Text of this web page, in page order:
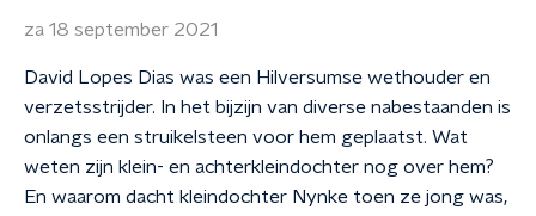
za 18 september 2021
David Lopes Dias was een Hilversumse wethouder en
verzetsstrijder. In het bijzijn van diverse nabestaanden is
onlangs een struikelsteen voor hem geplaatst. Wat
weten zijn klein- en achterkleindochter nog over hem?
En waarom dacht kleindochter Nynke toen ze jong was,